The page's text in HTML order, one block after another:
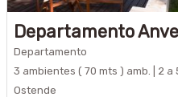
Departamento
ostende a 200...
Departamento
3 ambientes ( 70 mts ) amb. | 2 a
Ostende